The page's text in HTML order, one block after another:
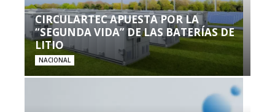
CIRCULARTEC APUESTA POR LA
“SEGUNDA VIDA” DE LAS BATERÍAS DE
LITIO
NACIONAL